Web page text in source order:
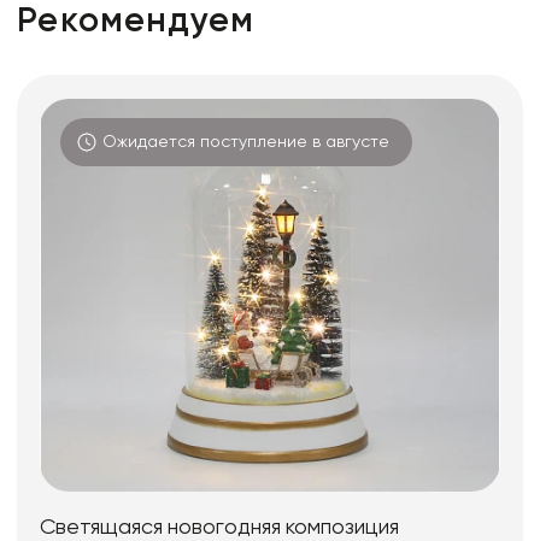
Рекомендуем
Ожидается поступление в августе
Светящаяся новогодняя композиция